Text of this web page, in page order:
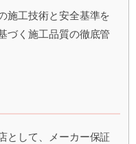
施工技術と安全基準を
づく施工品質の徹底管
として、メーカー保証